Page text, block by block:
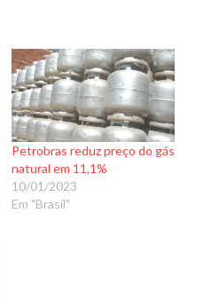
Petrobras reduz preço do gás
natural em 11,1%
10/01/2023
Em "Brasil"